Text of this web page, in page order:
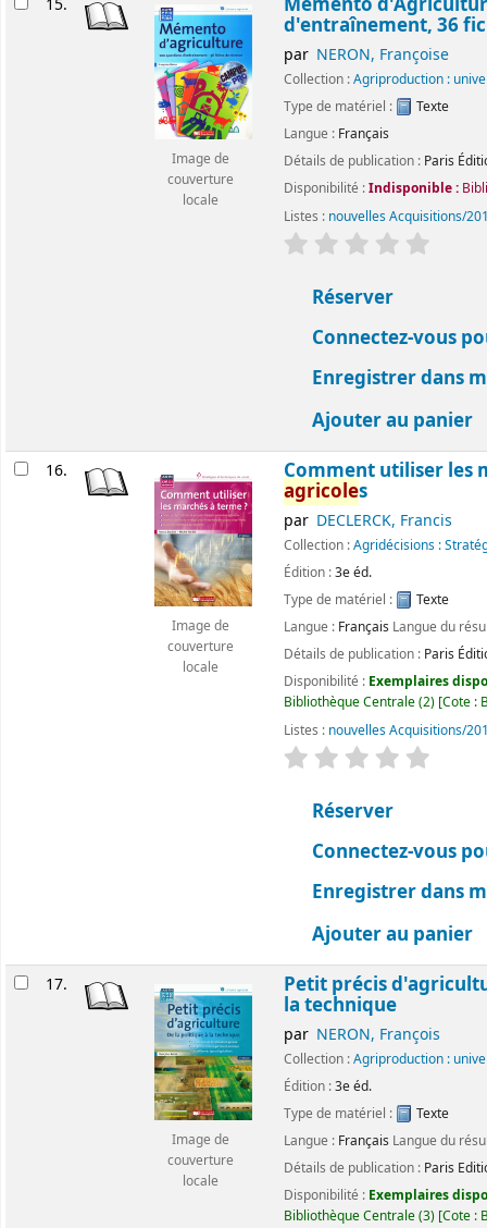
15.
Image de
couverture
locale
d'entraînement, 36
par NERON, Françoise
Collection :Agriproduction :
Type de matériel :
Texte
Langue : Français
Détails de publication : Paris
Disponibilité :Indisponible :
Listes : nouvelles Acquisitions/
évaluation
Réserver
Connectez-vous
Enregistrer dans
Ajouter au panier
16.
Image de
couverture
locale
Comment utiliser les
agricoles
par DECLERCK, Francis
Collection :Agridécisions :
Édition :3e éd.
Type de matériel :
Texte
Langue : Français Langue du
Détails de publication : Paris
Disponibilité : Exemplaires
Bibliothèque Centrale(2) Cote :
Listes : nouvelles Acquisitions/
évaluation
Réserver
Connectez-vous
Enregistrer dans
Ajouter au panier
17.
Image de
couverture
locale
Petit précis
la technique
par NERON, François
Collection :Agriproduction :
Édition :3e éd.
Type de matériel :
Texte
Langue : Français Langue du
Détails de publication : Paris
Disponibilité : Exemplaires
Bibliothèque Centrale(3) Cote :